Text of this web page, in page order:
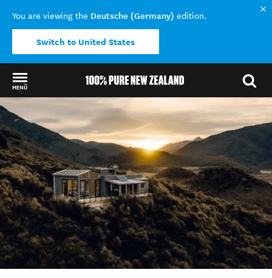
You are viewing the Deutsche (Germany) edition.
Switch to United States
MENÜ